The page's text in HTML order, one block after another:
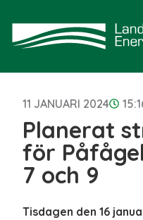
11 JANUARI 2024
Planerat
för
7 och 9
Tisdagen den 16